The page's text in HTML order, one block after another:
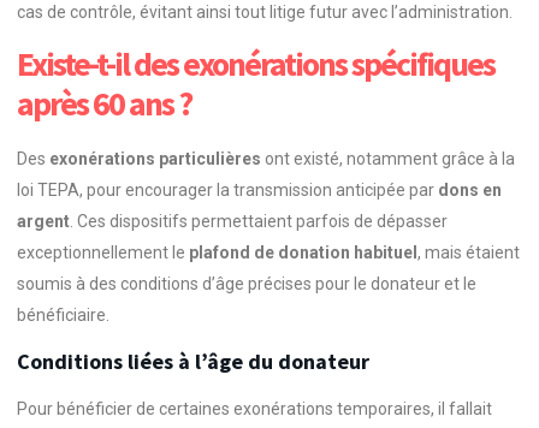
cas de contrôle, évitant ainsi tout litige futur avec l’administration.
Existe-t-il des exonérations spécifiques
après 60 ans ?
Des exonérations particulières ont existé, notamment grâce à la
loi TEPA, pour encourager la transmission anticipée par dons en
argent. Ces dispositifs permettaient parfois de dépasser
exceptionnellement le plafond de donation habituel , mais étaient
soumis à des conditions d’âge précises pour le donateur et le
bénéficiaire.
Conditions liées à l’âge du donateur
Pour bénéficier de certaines exonérations temporaires, il fallait